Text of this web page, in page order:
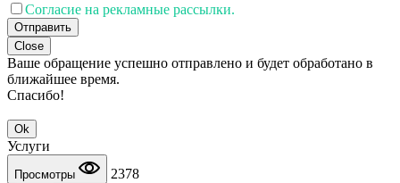
Согласие на рекламные рассылки.
Отправить
Close
Ваше обращение успешно отправлено и будет обработано в
ближайшее время.
Спасибо!
Ok
Услуги
Просмотры
2378